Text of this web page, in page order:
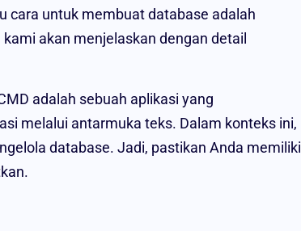
cara untuk membuat database adalah
akan menjelaskan dengan detail
adalah sebuah aplikasi yang
melalui antarmuka teks. Dalam konteks ini,
database. Jadi, pastikan Anda memiliki